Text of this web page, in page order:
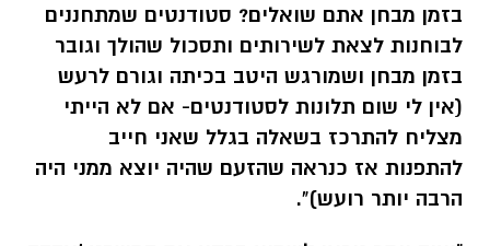
בזמן מבחן אתם שואלים? סטודנטים שמתחננים
לבוחנות לצאת לשירותים ותסכול שהולך וגובר
בזמן מבחן ושמורגש היטב בכיתה וגורם לרעש
(אין לי שום תלונות לסטודנטים- אם לא הייתי
מצליח להתרכז בשאלה בגלל שאני חייב
להתפנות אז כנראה שהזעם שהיה יוצא ממני היה
הרבה יותר רועש)".